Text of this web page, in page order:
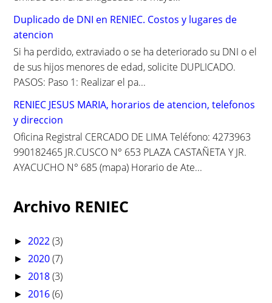
Duplicado de DNI en RENIEC. Costos y lugares de
atencion
Si ha perdido, extraviado o se ha deteriorado su DNI o el
de sus hijos menores de edad, solicite DUPLICADO.
PASOS: Paso 1: Realizar el pa...
RENIEC JESUS MARIA, horarios de atencion, telefonos
y direccion
Oficina Registral CERCADO DE LIMA Teléfono: 4273963
990182465 JR.CUSCO N° 653 PLAZA CASTAÑETA Y JR.
AYACUCHO N° 685 (mapa) Horario de Ate...
Archivo RENIEC
►2022(3)
►2020(7)
►2018(3)
►2016(6)